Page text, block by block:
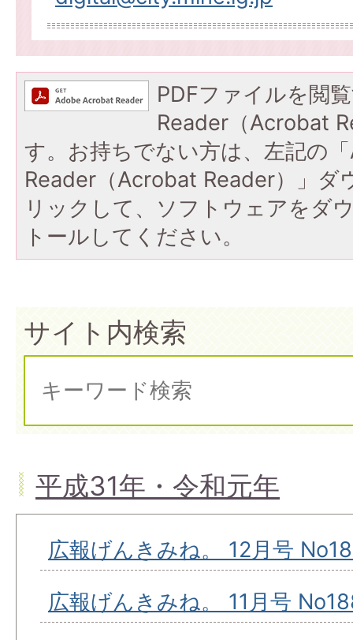
PDFファイルを閲
Reader（Acrobat
す。お持ちでない方は、左記の
Reader（Acrobat Reader）」ダ
リックして、ソフトウェアをダ
トールしてください。
サイト内検索
平成31年・令和元年
広報げんきみね。 12月号
広報げんきみね。 11月号